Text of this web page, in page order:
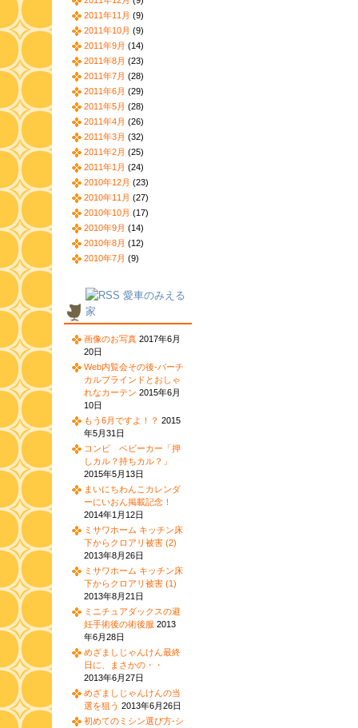
2011年11月 (9)
2011年10月 (9)
2011年9月 (14)
2011年8月 (23)
2011年7月 (28)
2011年6月 (29)
2011年5月 (28)
2011年4月 (26)
2011年3月 (32)
2011年2月 (25)
2011年1月 (24)
2010年12月 (23)
2010年11月 (27)
2010年10月 (17)
2010年9月 (14)
2010年8月 (12)
2010年7月 (9)
愛車のみえる
家
画像のお写真 2017年6月
20日
Web内覧会その後-バーチ
カルブラインドとおしゃ
れなカーテン 2015年6月
10日
もう6月ですよ！？ 2015
年5月31日
コンビ ベビーカー「押
しカル？持ちカル？」
2015年5月13日
まいにちわんこカレンダ
ーにいおん掲載記念！
2014年1月12日
ミサワホーム キッチン床
下からクロアリ被害 (2)
2013年8月26日
ミサワホーム キッチン床
下からクロアリ被害 (1)
2013年8月21日
ミニチュアダックスの避
妊手術後の術後服 2013
年6月28日
めざましじゃんけん最終
日に、まさかの・・
2013年6月27日
めざましじゃんけんの当
選を狙う 2013年6月26日
初めてのミシン選び方-シ